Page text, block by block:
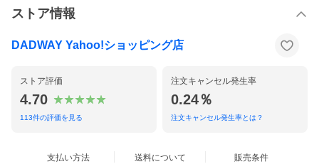
ストア情報
DADWAY Yahoo!ショッピング店
ストア評価
4.70
113件の評価を見る
注文キャンセル発生率
0.24％
注文キャンセル発生率とは？
支払い方法 送料について 販売条件